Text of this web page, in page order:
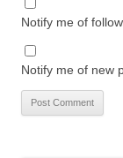
Notify me of
Notify me of new